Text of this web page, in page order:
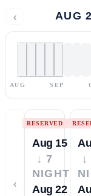
‹ AUG
AUG SEP
‹
RESERVED
Aug 15
↓ 7
NIGHTS
Aug 22
↓